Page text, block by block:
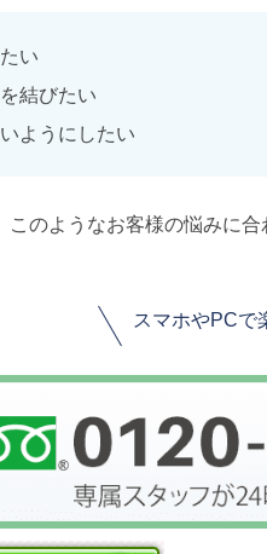
い
結びたい
ようにしたい
このようなお客様の悩みに
スマホやPCで